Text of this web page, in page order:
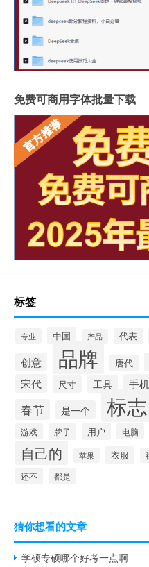
免费可商用字体批量下载
标签
专业 中国 产品 代表
创意 品牌 唐代
宋代 尺寸 工具 手机
春节 是一个 标志
游戏 牌子 用户 电脑
自己的 苹果 衣服
还不 都是
猜你想看的文章
学硕专硕哪个好考一点啊